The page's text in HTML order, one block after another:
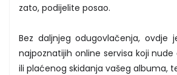
zato, podijelite posao.
Bez daljnjeg odugovlačenja, ovdje
najpoznatijih online servisa koji
ili plaćenog skidanja vašeg albuma,